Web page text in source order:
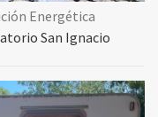
Energética
San Ignacio